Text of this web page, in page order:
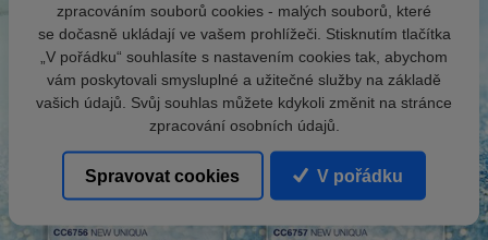
zpracováním souborů cookies - malých souborů, které
se dočasně ukládají ve vašem prohlížeči. Stisknutím tlačítka
„V pořádku“ souhlasíte s nastavením cookies tak, abychom
vám poskytovali smysluplné a užitečné služby na základě
vašich údajů. Svůj souhlas můžete kdykoli změnit na stránce
zpracování osobních údajů.
Spravovat cookies V pořádku